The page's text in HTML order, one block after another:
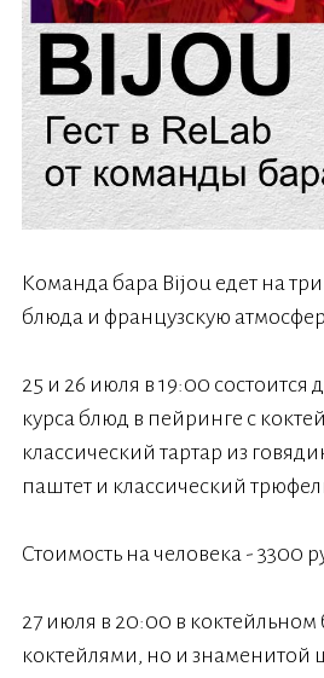
Команда бара Bijou едет на
блюда и французскую
25 и 26 июля в 19:00 состоится
курса блюд в пейринге с
классический тартар из
паштет и классический
Стоимость на человека - 3300
27 июля в 20:00 в коктейльном
коктейлями, но и знаменитой